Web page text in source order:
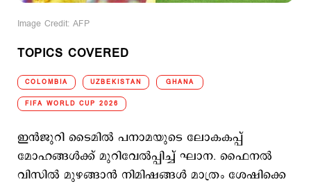
Image Credit: AFP
TOPICS COVERED
COLOMBIA UZBEKISTAN GHANA
FIFA WORLD CUP 2026
ഇന്‍ജുറി ടൈമില്‍ പനാമയുടെ ലോകകപ്പ്
മോഹങ്ങള്‍ക്ക് മുറിവേല്‍പ്പിച്ച് ഘാന. ഫൈനല്‍
വിസില്‍ മുഴങ്ങാന്‍ നിമിഷങ്ങള്‍ മാത്രം ശേഷിക്കെ